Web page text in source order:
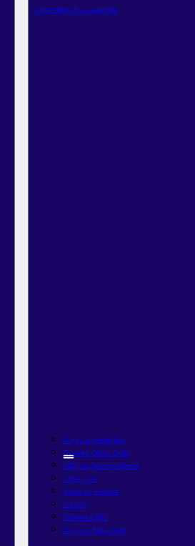
Conteúdos Educacionais
O que é renda fixa
Tesouro Direto Selic
CDB ou Tesouro Direto
LCI e LCA
Bolsa de Valores
Trading
Melhores FIIs
O que é Taxa Selic